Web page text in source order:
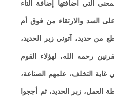
التي أضافتها إضافة التاء
السد والارتقاء من فوق أم
من حديد، آتوني زبر الحديد،
رحمه الله، لهؤلاء القوم
غاية التخلف، علمهم الصناعة،
زبر الحديد، ثم أججوا